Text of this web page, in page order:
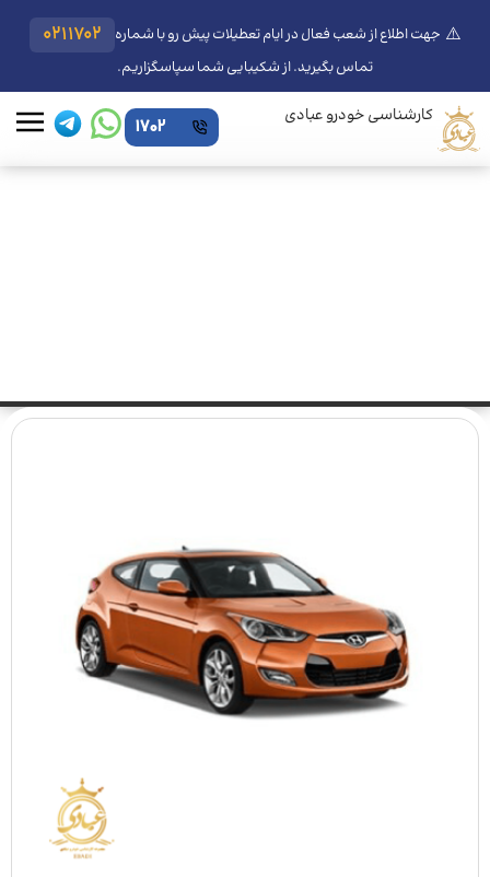
⚠️ جهت اطلاع از شعب فعال در ایام تعطیلات پیش رو با شماره 0211702
تماس بگیرید. از شکیبایی شما سپاسگزاریم.
کارشناسی خودرو عبادی 1702